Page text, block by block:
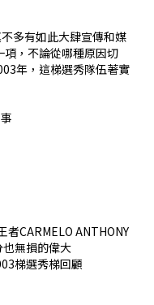
多有如此大肆宣傳和媒
，不論從哪種原因切
年，這梯選秀隊伍著實
者CARMELO ANTHONY
也無損的偉大
梯選秀梯回顧